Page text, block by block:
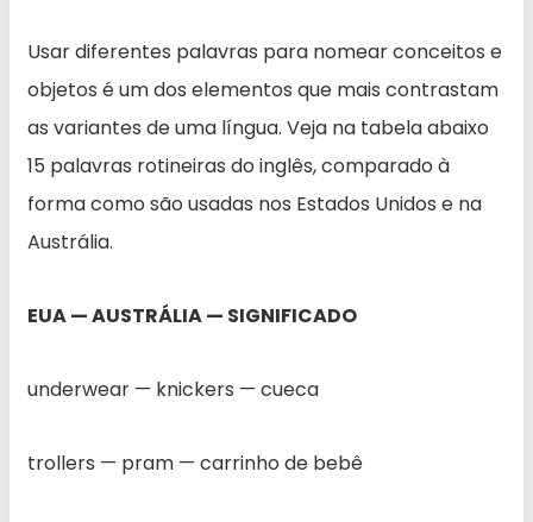
Usar diferentes palavras para nomear conceitos e
objetos é um dos elementos que mais contrastam
as variantes de uma língua. Veja na tabela abaixo
15 palavras rotineiras do inglês, comparado à
forma como são usadas nos Estados Unidos e na
Austrália.
EUA — AUSTRÁLIA — SIGNIFICADO
underwear — knickers — cueca
trollers — pram — carrinho de bebê